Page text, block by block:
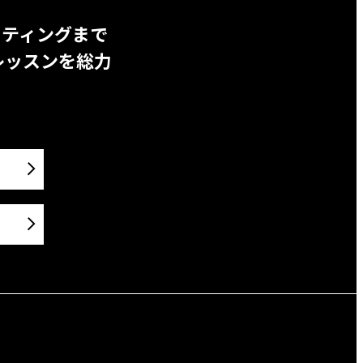
ィングまで
スンを総力